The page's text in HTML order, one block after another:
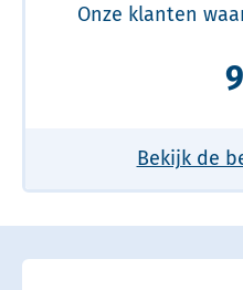
Onze klanten
Bekijk de